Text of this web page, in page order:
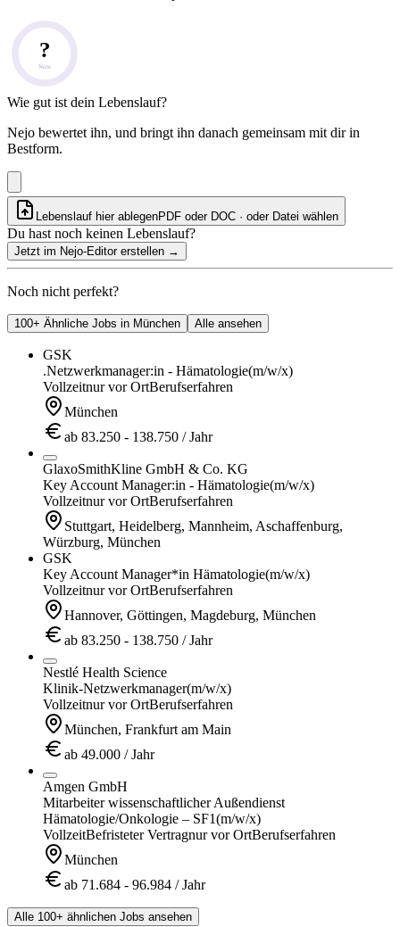
?
Note
Wie gut ist dein Lebenslauf?
Nejo bewertet ihn, und bringt ihn danach gemeinsam mit dir in
Bestform.
Lebenslauf hier ablegenPDF oder DOC · oder Datei wählen
Du hast noch keinen Lebenslauf?
Jetzt im Nejo-Editor erstellen →
Noch nicht perfekt?
100+ Ähnliche Jobs in München Alle ansehen
GSK
.Netzwerkmanager:in - Hämatologie(m/w/x)
Vollzeitnur vor OrtBerufserfahren
München
ab 83.250 - 138.750 / Jahr
GlaxoSmithKline GmbH & Co. KG
Key Account Manager:in - Hämatologie(m/w/x)
Vollzeitnur vor OrtBerufserfahren
Stuttgart, Heidelberg, Mannheim, Aschaffenburg,
Würzburg, München
GSK
Key Account Manager*in Hämatologie(m/w/x)
Vollzeitnur vor OrtBerufserfahren
Hannover, Göttingen, Magdeburg, München
ab 83.250 - 138.750 / Jahr
Nestlé Health Science
Klinik-Netzwerkmanager(m/w/x)
Vollzeitnur vor OrtBerufserfahren
München, Frankfurt am Main
ab 49.000 / Jahr
Amgen GmbH
Mitarbeiter wissenschaftlicher Außendienst
Hämatologie/Onkologie – SF1(m/w/x)
VollzeitBefristeter Vertragnur vor OrtBerufserfahren
München
ab 71.684 - 96.984 / Jahr
Alle 100+ ähnlichen Jobs ansehen